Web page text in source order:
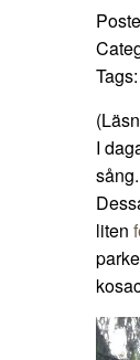
Tags:
I
liten